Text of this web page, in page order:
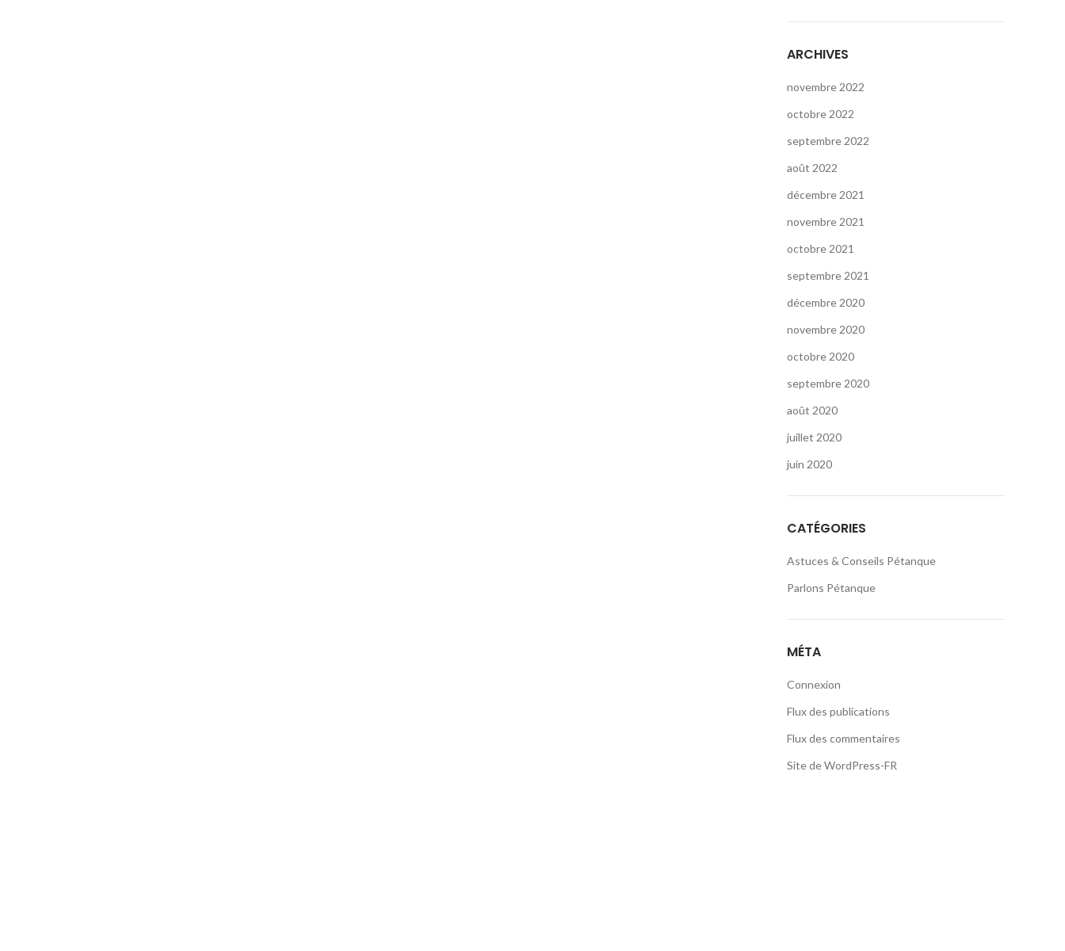
ARCHIVES
novembre 2022
octobre 2022
septembre 2022
août 2022
décembre 2021
novembre 2021
octobre 2021
septembre 2021
décembre 2020
novembre 2020
octobre 2020
septembre 2020
août 2020
juillet 2020
juin 2020
CATÉGORIES
Astuces & Conseils Pétanque
Parlons Pétanque
MÉTA
Connexion
Flux des publications
Flux des commentaires
Site de WordPress-FR